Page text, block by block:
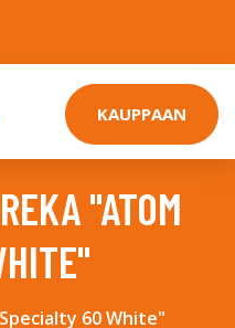
KAUPPAAN
"ATOM
60 White"